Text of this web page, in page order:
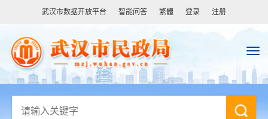
武汉市数据开放平台 智能问答 繁體 登录 注册